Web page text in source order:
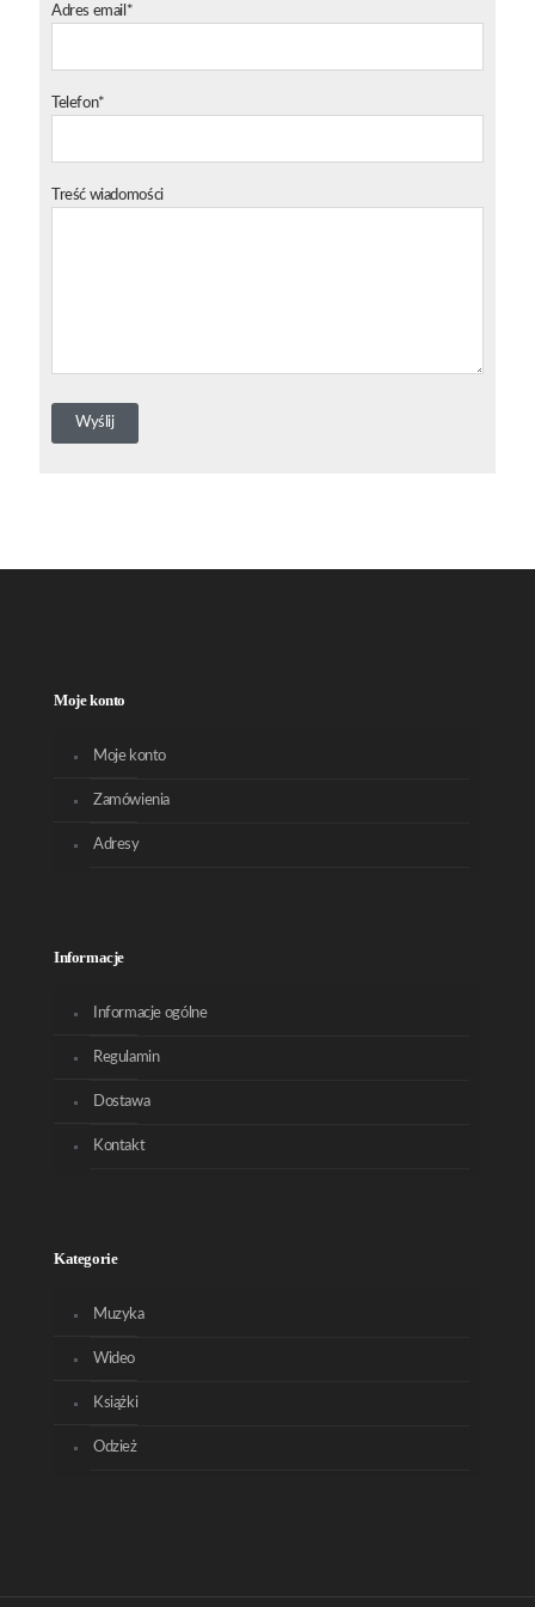
Adres email*
Telefon*
Treść wiadomości
Moje konto
Moje konto
Zamówienia
Adresy
Informacje
Informacje ogólne
Regulamin
Dostawa
Kontakt
Kategorie
Muzyka
Wideo
Książki
Odzież